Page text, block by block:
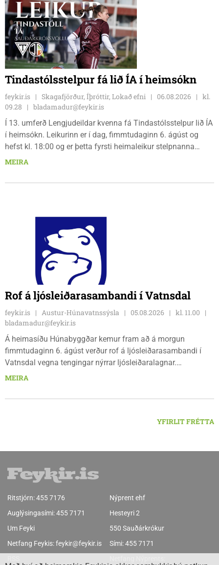
Tindastólsstelpur fá lið ÍA í heimsókn
feykir.is Skagafjörður, Íþróttir, Lokað efni 06.08.2026
kl.
09.28
bladamadur@feykir.is
Í 13. umferð Lengjudeildar kvenna fá Tindastólsstelpur lið ÍA
í heimsókn. Leikurinn er í dag, fimmtudaginn 6. ágúst og
hefst kl. 18:00 og er þetta fyrsti heimaleikur stelpnanna
síðan 18. júlí. Spáin fyrir leikinn er fín, lítil háttar rigning og
veðri og skella sér á völlinn.
MEIRA
Rof á ljósleiðarasambandi í Vatnsdal
feykir.is Austur-Húnavatnssýsla 05.08.2026
kl. 11.00
bladamadur@feykir.is
Á heimasíðu Húnabyggðar kemur fram að á morgun
fimmtudaginn 6. ágúst verður rof á ljósleiðarasambandi í
Vatnsdal vegna tengingar nýrrar ljósleiðaralagnar.
Ljósleiðarasambandið verður rofið á morgun fimmtudag
MEIRA
YFIRLIT FRÉTTA
Ritstjórn:455 7176
Auglýsingasími:455 7171
Um Feyki
Netfang Feykis:feykir@feykir.is
Nýprent ehf
Hesteyri 2
550 Sauðárkrókur
Sími:455 7171